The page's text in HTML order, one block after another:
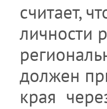
считает,
личности
должен
края